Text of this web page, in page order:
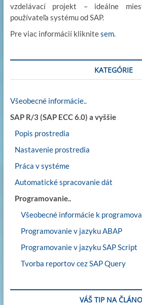
vzdelávací projekt – ideálne
používateľa systému od SAP.
Pre viac informácií kliknitesem.
KATEGÓRIE
Všeobecné informácie..
SAP R/3 (SAP ECC 6.0) a vyššie
Popis prostredia
Nastavenie prostredia
Práca v systéme
Automatické spracovanie dát
Programovanie..
Všeobecné informácie k
Programovanie v jazyku ABAP
Programovanie v jazyku SAP Script
Tvorba reportov cez SAP Query
VÁŠ TIP NA